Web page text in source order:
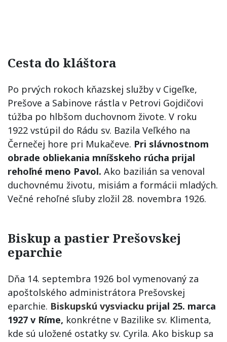
Cesta do kláštora
Po prvých rokoch kňazskej služby v Cigeľke,
Prešove a Sabinove rástla v Petrovi Gojdičovi
túžba po hlbšom duchovnom živote. V roku
1922 vstúpil do Rádu sv. Bazila Veľkého na
Černečej hore pri Mukačeve. Pri slávnostnom
obrade obliekania mníšskeho rúcha prijal
rehoľné meno Pavol. Ako bazilián sa venoval
duchovnému životu, misiám a formácii mladých.
Večné rehoľné sľuby zložil 28. novembra 1926.
Biskup a pastier Prešovskej
eparchie
Dňa 14. septembra 1926 bol vymenovaný za
apoštolského administrátora Prešovskej
eparchie. Biskupskú vysviacku prijal 25. marca
1927 v Ríme, konkrétne v Bazilike sv. Klimenta,
kde sú uložené ostatky sv. Cyrila. Ako biskup sa